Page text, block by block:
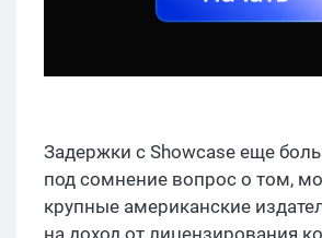
Задержки с Showcase еще
под сомнение вопрос о том,
крупные американские
на доход от лицензирования